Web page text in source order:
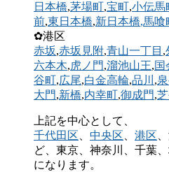
日本橋,茅場町,宝町,小伝馬
前,東日本橋,新日本橋,馬喰
✿港区
赤坂,赤坂見附,青山一丁目 ,
六本木,虎ノ門,溜池山王,国
谷町,広尾,白金高輪,品川 ,
大門,新橋,内幸町,御成門,
上記を中心として、
千代田区
中央区 港区
ど、東京、神奈川、千葉
になります。